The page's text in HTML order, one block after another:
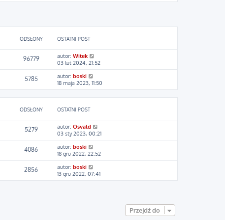
j
p
o
s
t
t
j
w
s
z
y
o
s
t
t
a
j
n
o
w
s
z
y
ODSŁONY OSTATNI POST
96779 autor: Witek
03 lut 2024, 21:52
5785 autor: boski
18 maja 2023, 11:50
ODSŁONY OSTATNI POST
5279 autor: Osvald
03 sty 2023, 00:21
4086 autor: boski
18 gru 2022, 22:52
2856 autor: boski
13 gru 2022, 07:41
Przejdź do